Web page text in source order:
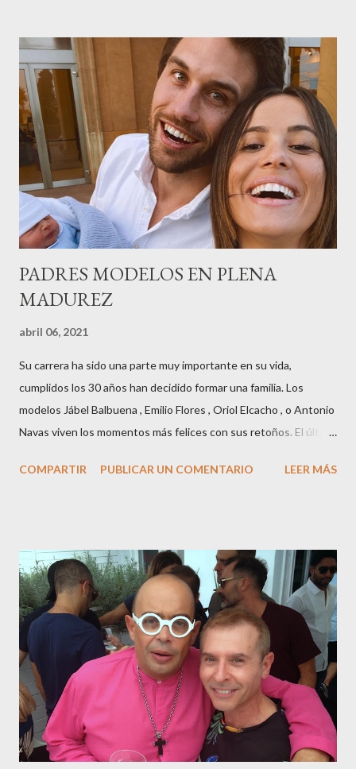
peluquería del grupo.Justo hace unos días Carol Pagés nos
contaba detalles del homenaje en Actualida Rosa en RCE
radio,en el programa que presento todos los jueves de 17 a 18
horas . Carolina y Quionia Pagés Carolina Pagés La cita ,en el
Museu Marítim de BCN ,en las Drassanes reunió a figuras
destacadas del sector,así como clientes, autoridades y medios
de comunicación, en una velada inolvidable bajo el lema “Cien
años peinando almas, creando belleza,i...
PADRES MODELOS EN PLENA
MADUREZ
abril 06, 2021
Su carrera ha sido una parte muy importante en su vida,
cumplidos los 30 años han decidido formar una familia. Los
modelos Jábel Balbuena , Emilio Flores , Oriol Elcacho , o Antonio
Navas viven los momentos más felices con sus retoños. El último
M ateo nació en Barcelona hace poco más de una semana. El top
haciéndole padre de un precioso niño. Marta ha sido toda una
campeona, durante los primeros 3 meses de embarazo tuvo que
guardar reposo debido a un síndrome llamado
“hiperemesisgravídica”.Pasados los meses fatídicos de
gestación Marta tiró adelante con el embarazo, ahora es una
mamá feliz. Otro de los modelos que ha sido padre este año ha
sido el madrileño, Emilio Flores , el top que desfiló en las mejores
pasarelas ...
COMPARTIR PUBLICAR UN COMENTARIO LEER MÁS